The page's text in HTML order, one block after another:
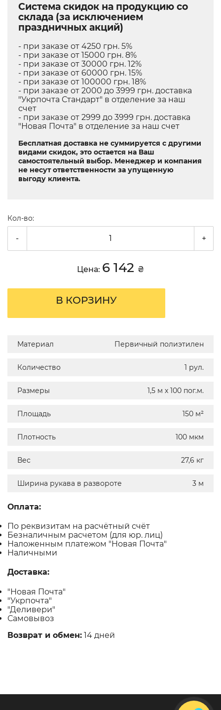
Система скидок на продукцию со
склада (за исключением
праздничных акций)
- при заказе от 4250 грн. 5%
- при заказе от 15000 грн. 8%
- при заказе от 30000 грн. 12%
- при заказе от 60000 грн. 15%
- при заказе от 100000 грн. 18%
- при заказе от 2000 до 3999 грн. доставка
"Укрпочта Стандарт" в отделение за наш
счет
- при заказе от 2999 до 3999 грн. доставка
"Новая Почта" в отделение за наш счет
Бесплатная доставка не суммируется с другими
видами скидок, это остается на Ваш
самостоятельный выбор. Менеджер и компания
не несут ответственности за упущенную
выгоду клиента.
Кол-во:
- +
Цена: 6 142 ₴
В КОРЗИНУ
Материал Первичный полиэтилен
Количество 1 рул.
Размеры 1,5 м х 100 пог.м.
Площадь 150 м²
Плотность 100 мкм
Вес 27,6 кг
Ширина рукава в развороте 3 м
Оплата:
По реквизитам на расчётный счёт
Безналичным расчетом (для юр. лиц)
Наложенным платежом "Новая Почта"
Наличными
Доставка:
"Новая Почта"
"Укрпочта"
"Деливери"
Самовывоз
Возврат и обмен: 14 дней